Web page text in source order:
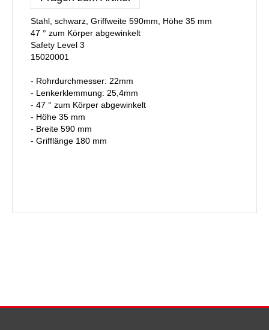
Stahl, schwarz, Griffweite 590mm, Höhe 35 mm
47 ° zum Körper abgewinkelt
Safety Level 3
15020001
- Rohrdurchmesser: 22mm
- Lenkerklemmung: 25,4mm
- 47 ° zum Körper abgewinkelt
- Höhe 35 mm
- Breite 590 mm
- Grifflänge 180 mm